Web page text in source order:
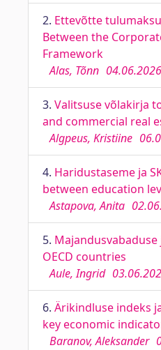
2. Ettevõtte
Between the
Framework
Alas, Tõnn 04.06.2026
3. Valitsuse võlakirja
and commercial real
Algpeus, Kristiine
4. Haridustaseme ja
between education
Astapova, Anita
5.
OECD countries
Aule, Ingrid
6. Ärikindluse indeks
key economic
Baranov, Aleksander